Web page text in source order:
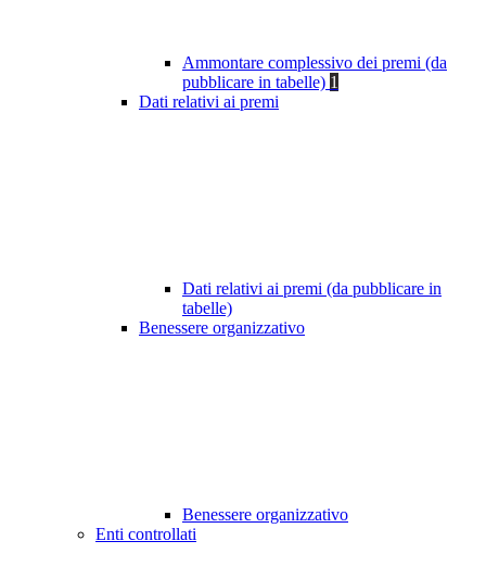
Ammontare complessivo dei premi (da
pubblicare in tabelle) 1
Dati relativi ai premi
Dati relativi ai premi (da pubblicare in
tabelle)
Benessere organizzativo
Benessere organizzativo
Enti controllati